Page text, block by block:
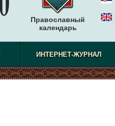
Православный
календарь
ИНТЕРНЕТ-ЖУРНАЛ